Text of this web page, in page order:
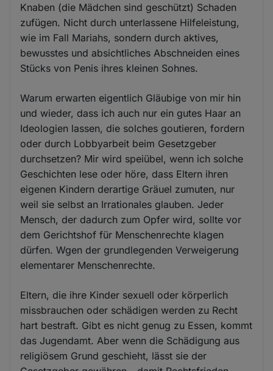
Knaben (die Mädchen sind geschützt) Schaden
zufügen. Nicht durch unterlassene Hilfeleistung,
wie im Fall Mariahs, sondern durch aktives,
bewusstes und absichtliches Abschneiden eines
Stücks von Penis ihres kleinen Sohnes.
Warum erwarten eigentlich Gläubige von mir hin
und wieder, dass ich auch nur ein gutes Haar an
Ideologien lassen, die solches goutieren, fordern
oder durch Lobbyarbeit beim Gesetzgeber
durchsetzen? Mir wird speiübel, wenn ich solche
Geschichten lese oder höre, dass Eltern ihren
eigenen Kindern derartige Gräuel zumuten, nur
weil sie selbst an Irrationales glauben. Jeder
Mensch, der dadurch zum Opfer wird, sollte vor
dem Gerichtshof für Menschenrechte klagen
dürfen. Wgen der grundlegenden Verweigerung
elementarer Menschenrechte.
Eltern, die ihre Kinder sexuell oder körperlich
missbrauchen oder schädigen werden zu Recht
hart bestraft. Gibt es nicht genug zu Essen, kommt
das Jugendamt. Aber wenn die Schädigung aus
religiösem Grund geschieht, lässt sie der